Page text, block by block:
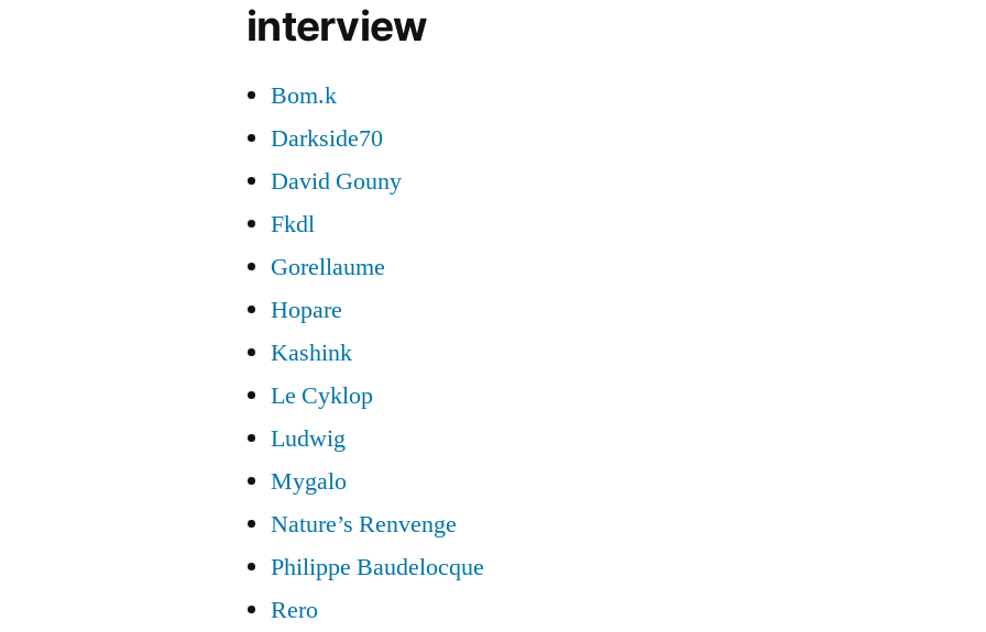
interview
Bom.k
Darkside70
David Gouny
Fkdl
Gorellaume
Hopare
Kashink
Le Cyklop
Ludwig
Mygalo
Nature’s Renvenge
Philippe Baudelocque
Rero